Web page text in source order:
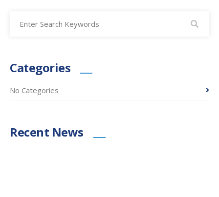
Categories
No Categories
Recent News